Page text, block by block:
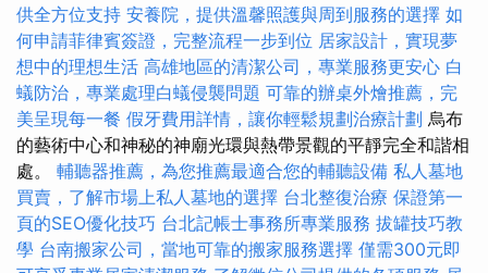
供全方位支持 安養院，提供溫馨照護與周到服務的選擇 如
何申請菲律賓簽證，完整流程一步到位 居家設計，實現夢
想中的理想生活 高雄地區的清潔公司，專業服務更安心 白
蟻防治，專業處理白蟻侵襲問題 可靠的辦桌外燴推薦，完
美呈現每一餐 假牙費用詳情，讓你輕鬆規劃治療計劃 烏布
的藝術中心和神秘的神廟光環與熱帶景觀的平靜完全和諧相
處。 輔聽器推薦，為您推薦最適合您的輔聽設備 私人墓地
買賣，了解市場上私人墓地的選擇 台北整復治療 保證第一
頁的SEO優化技巧 台北記帳士事務所專業服務 拔罐技巧教
學 台南搬家公司，當地可靠的搬家服務選擇 僅需300元即